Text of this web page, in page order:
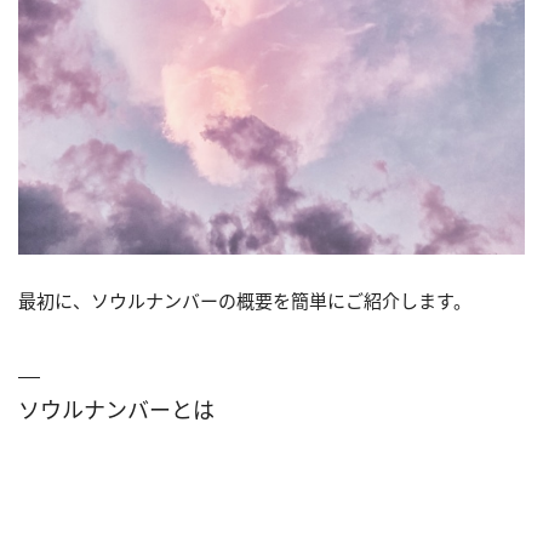
最初に、ソウルナンバーの概要を簡単にご紹介します。
ソウルナンバーとは